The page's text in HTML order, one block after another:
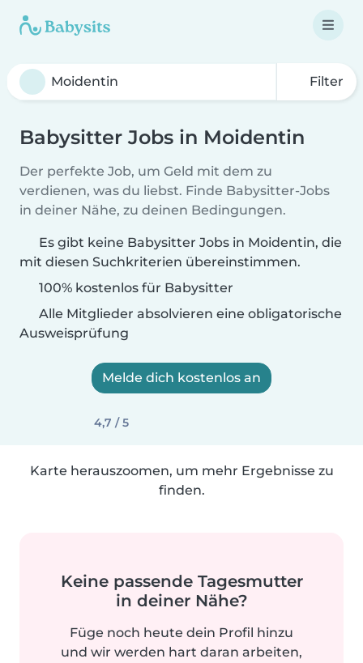
Filter
Babysitter Jobs in Moidentin
Der perfekte Job, um Geld mit dem zu
verdienen, was du liebst. Finde Babysitter-Jobs
in deiner Nähe, zu deinen Bedingungen.
Es gibt keine Babysitter Jobs in Moidentin, die
mit diesen Suchkriterien übereinstimmen.
100% kostenlos für Babysitter
Alle Mitglieder absolvieren eine obligatorische
Ausweisprüfung
Melde dich kostenlos an
4,7 / 5
Karte herauszoomen, um mehr Ergebnisse zu
finden.
Keine passende Tagesmutter
in deiner Nähe?
Füge noch heute dein Profil hinzu
und wir werden hart daran arbeiten,